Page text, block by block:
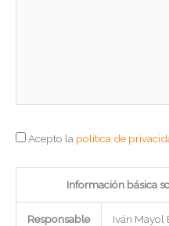
Acepto la política de
Información básica
Responsable Iván Mayol